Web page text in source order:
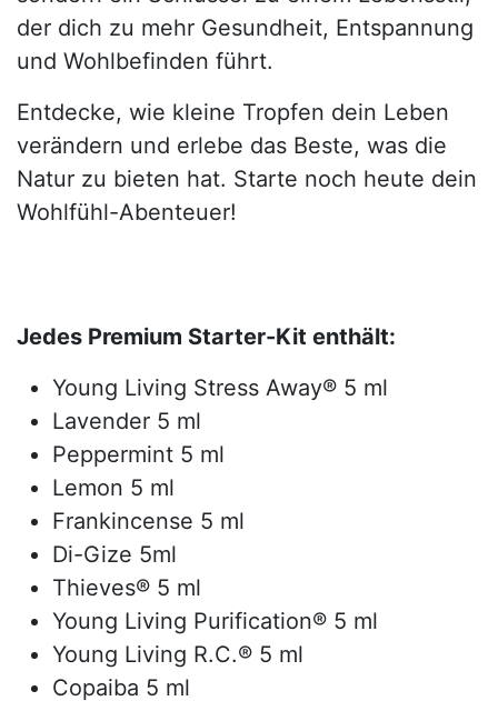
der dich zu mehr Gesundheit, Entspannung
und Wohlbefinden führt.
Entdecke, wie kleine Tropfen dein Leben
verändern und erlebe das Beste, was die
Natur zu bieten hat. Starte noch heute dein
Wohlfühl-Abenteuer!
Jedes Premium Starter-Kit enthält:
Young Living Stress Away® 5 ml
Lavender 5 ml
Peppermint 5 ml
Lemon 5 ml
Frankincense 5 ml
Di-Gize 5ml
Thieves® 5 ml
Young Living Purification® 5 ml
Young Living R.C.® 5 ml
Copaiba 5 ml